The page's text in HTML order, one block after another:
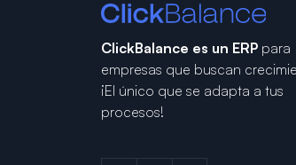
ClickBalance es un ERP para
empresas que buscan
¡El único que se adapta a tus
procesos!